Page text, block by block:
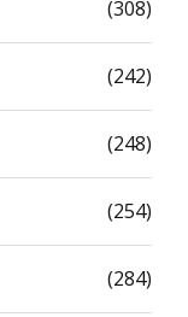
(308)
(242)
(248)
(254)
(284)